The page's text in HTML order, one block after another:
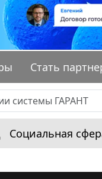
Стать
Социальная